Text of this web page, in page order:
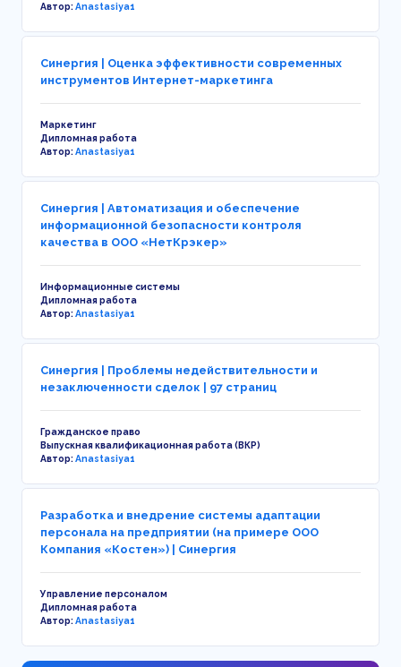
Автор:Anastasiya1
Синергия | Оценка эффективности современных
инструментов Интернет-маркетинга
Маркетинг
Дипломная работа
Автор:Anastasiya1
Синергия | Автоматизация и обеспечение
информационной безопасности контроля
качества в ООО «НетКрэкер»
Информационные системы
Дипломная работа
Автор:Anastasiya1
Синергия | Проблемы недействительности и
незаключенности сделок | 97 страниц
Гражданское право
Выпускная квалификационная работа (ВКР)
Автор:Anastasiya1
Разработка и внедрение системы адаптации
персонала на предприятии (на примере ООО
Компания «Костен») | Синергия
Управление персоналом
Дипломная работа
Автор:Anastasiya1